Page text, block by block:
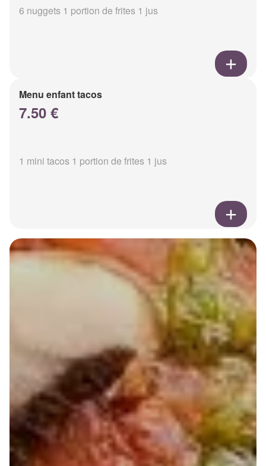
6 nuggets 1 portion de frites 1 jus
Menu enfant tacos
7.50 €
1 mini tacos 1 portion de frites 1 jus